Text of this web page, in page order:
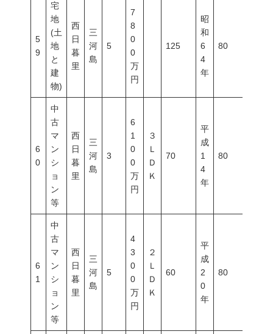
5
9
宅
地
(土
地
と
建
物)
西
日
暮
里
三
河
島
5
7
8
0
0
万
円
125
昭
和
6
4
年
80
6
0
中
古
マ
ン
シ
ョ
ン
等
西
日
暮
里
三
河
島
3
6
1
0
0
万
円
３
Ｌ
Ｄ
Ｋ
70
平
成
1
4
年
80
6
1
中
古
マ
ン
シ
ョ
ン
等
西
日
暮
里
三
河
島
5
4
3
0
0
万
円
２
Ｌ
Ｄ
Ｋ
60
平
成
2
0
年
80